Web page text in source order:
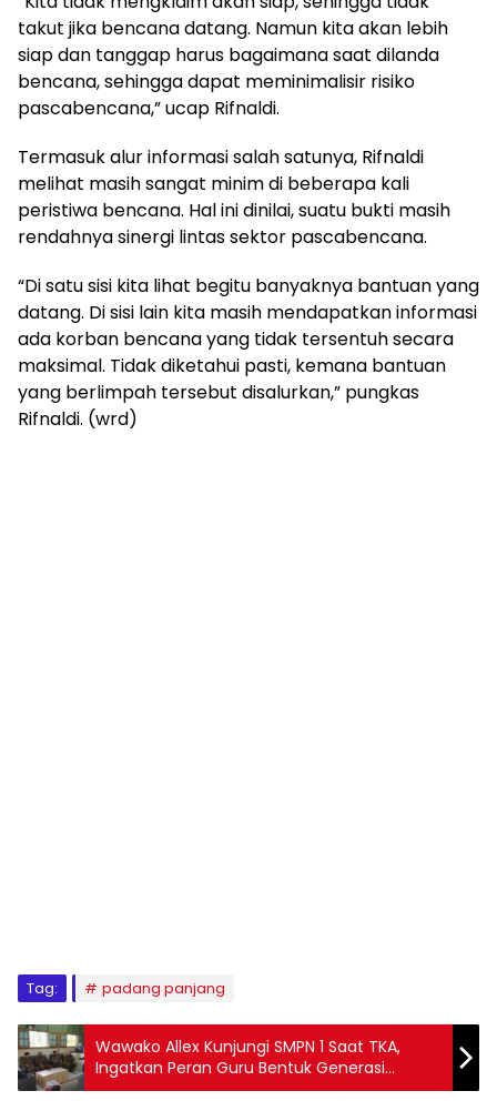
takut jika bencana datang. Namun kita akan lebih
siap dan tanggap harus bagaimana saat dilanda
bencana, sehingga dapat meminimalisir risiko
pascabencana,” ucap Rifnaldi.
Termasuk alur informasi salah satunya, Rifnaldi
melihat masih sangat minim di beberapa kali
peristiwa bencana. Hal ini dinilai, suatu bukti masih
rendahnya sinergi lintas sektor pascabencana.
“Di satu sisi kita lihat begitu banyaknya bantuan yang
datang. Di sisi lain kita masih mendapatkan informasi
ada korban bencana yang tidak tersentuh secara
maksimal. Tidak diketahui pasti, kemana bantuan
yang berlimpah tersebut disalurkan,” pungkas
Rifnaldi. (wrd)
Tag: padang panjang
Wawako Allex Kunjungi SMPN 1 Saat TKA,
Ingatkan Peran Guru Bentuk Generasi
Unggul